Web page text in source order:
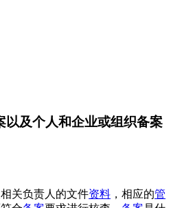
以及个人和企业或组织备案
关负责人的文件资料 ，相应的管